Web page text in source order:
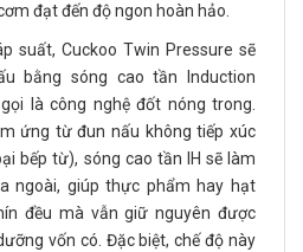
đạt đến độ ngon hoàn hảo.
suất, Cuckoo Twin Pressure sẽ
bằng sóng cao tần Induction
là công nghệ đốt nóng trong.
ứng từ đun nấu không tiếp xúc
bếp từ), sóng cao tần IH sẽ làm
ngoài, giúp thực phẩm hay hạt
đều mà vẫn giữ nguyên được
vốn có. Đặc biệt, chế độ này